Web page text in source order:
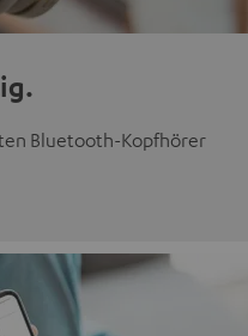
Bluetooth-Kopfhörer